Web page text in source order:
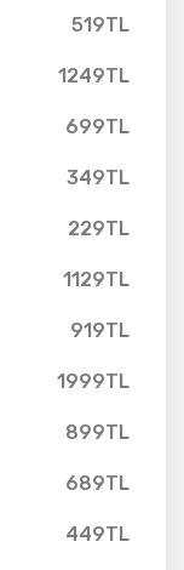
519TL
1249TL
699TL
349TL
229TL
1129TL
919TL
1999TL
899TL
689TL
449TL